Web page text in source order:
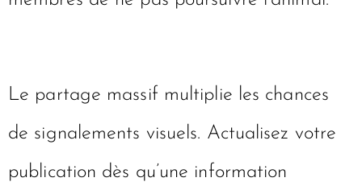
Le partage massif multiplie les chances
de signalements visuels. Actualisez votre
publication dès qu’une information